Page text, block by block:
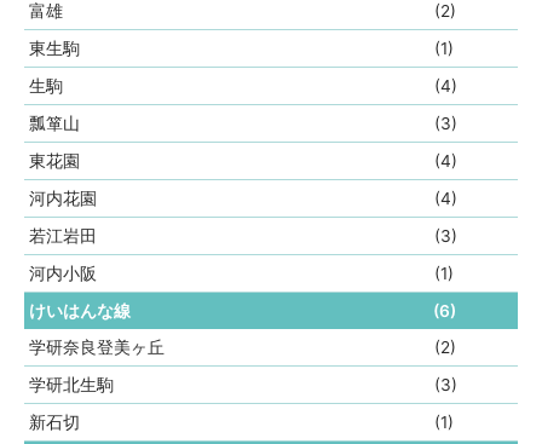
富雄
(2)
東生駒
(1)
生駒
(4)
瓢箪山
(3)
東花園
(4)
河内花園
(4)
若江岩田
(3)
河内小阪
(1)
けいはんな線
(6)
学研奈良登美ヶ丘
(2)
学研北生駒
(3)
新石切
(1)